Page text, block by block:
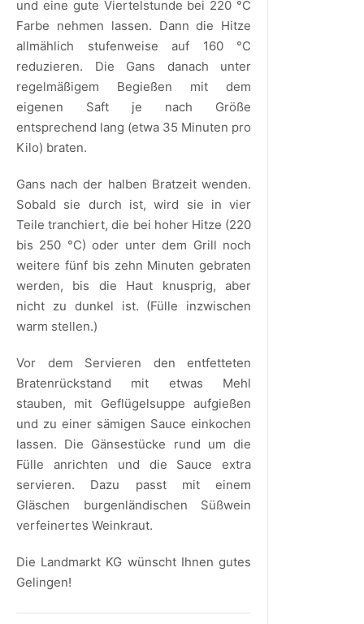
und eine gute Viertelstunde bei 220 °C
Farbe nehmen lassen. Dann die Hitze
allmählich stufenweise auf 160 °C
reduzieren. Die Gans danach unter
regelmäßigem Begießen mit dem
eigenen Saft je nach Größe
entsprechend lang (etwa 35 Minuten pro
Kilo) braten.
Gans nach der halben Bratzeit wenden.
Sobald sie durch ist, wird sie in vier
Teile tranchiert, die bei hoher Hitze (220
bis 250 °C) oder unter dem Grill noch
weitere fünf bis zehn Minuten gebraten
werden, bis die Haut knusprig, aber
nicht zu dunkel ist. (Fülle inzwischen
warm stellen.)
Vor dem Servieren den entfetteten
Bratenrückstand mit etwas Mehl
stauben, mit Geflügelsuppe aufgießen
und zu einer sämigen Sauce einkochen
lassen. Die Gänsestücke rund um die
Fülle anrichten und die Sauce extra
servieren. Dazu passt mit einem
Gläschen burgenländischen Süßwein
verfeinertes Weinkraut.
Die Landmarkt KG wünscht Ihnen gutes
Gelingen!